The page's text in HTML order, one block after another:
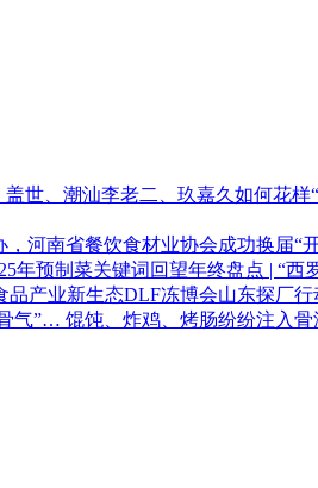
“
年终盘点 | “西
DLF冻博会山东探厂
馄饨、炸鸡、烤肠纷纷注入